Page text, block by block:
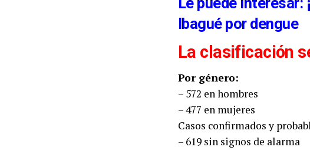
Ibagué por dengue
La clasificación
Por género:
– 572 en hombres
– 477 en mujeres
Casos confirmados y
– 619 sin signos de alarma